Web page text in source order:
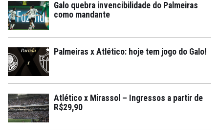
Galo quebra invencibilidade do Palmeiras
como mandante
Palmeiras x Atlético: hoje tem jogo do Galo!
Atlético x Mirassol – Ingressos a partir de
R$29,90